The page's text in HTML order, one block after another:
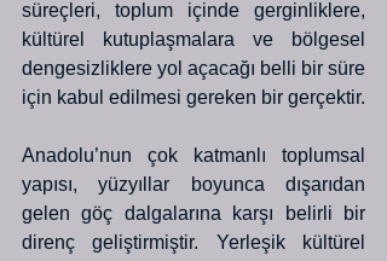
süreçleri, toplum içinde gerginliklere,
kültürel kutuplaşmalara ve bölgesel
dengesizliklere yol açacağı belli bir süre
için kabul edilmesi gereken bir gerçektir.
Anadolu’nun çok katmanlı toplumsal
yapısı, yüzyıllar boyunca dışarıdan
gelen göç dalgalarına karşı belirli bir
direnç geliştirmiştir. Yerleşik kültürel